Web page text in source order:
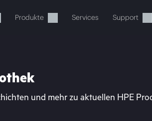
Produkte Services Support
und mehr zu aktuellen HPE